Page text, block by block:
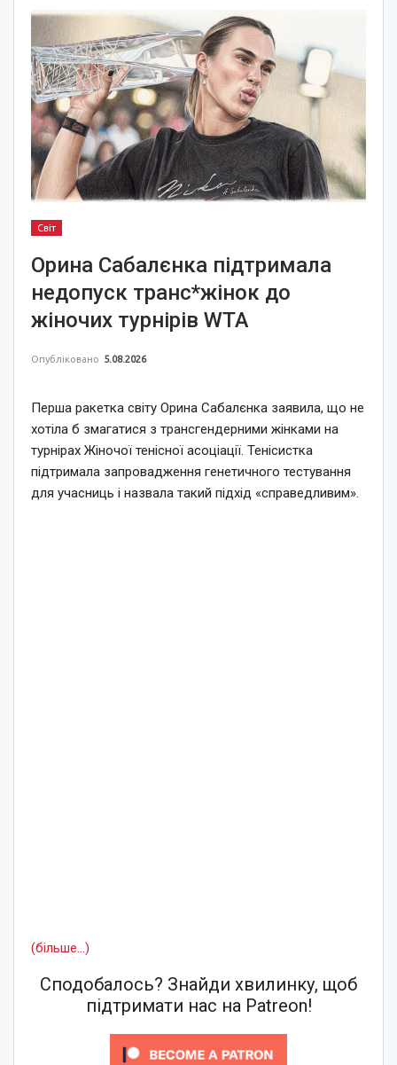
Світ
Орина Сабалєнка підтримала
недопуск транс*жінок до
жіночих турнірів WTA
Опубліковано 5.08.2026
Перша ракетка світу Орина Сабалєнка заявила, що не
хотіла б змагатися з трансгендерними жінками на
турнірах Жіночої тенісної асоціації. Тенісистка
підтримала запровадження генетичного тестування
для учасниць і назвала такий підхід «справедливим».
(більше…)
Сподобалось? Знайди хвилинку, щоб
підтримати нас на Patreon!